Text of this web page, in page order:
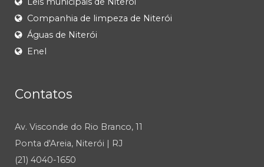
Companhia de limpeza de Niterói
Águas de Niterói
Enel
Contatos
Av. Visconde do Rio Branco, 11
Ponta d'Areia, Niterói | RJ
(21) 4040-1650